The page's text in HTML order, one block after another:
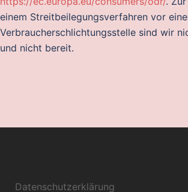
einem Streitbeilegungsverfahren vor
Verbraucherschlichtungsstelle sind wir
und nicht bereit.
Datenschutzerklärung